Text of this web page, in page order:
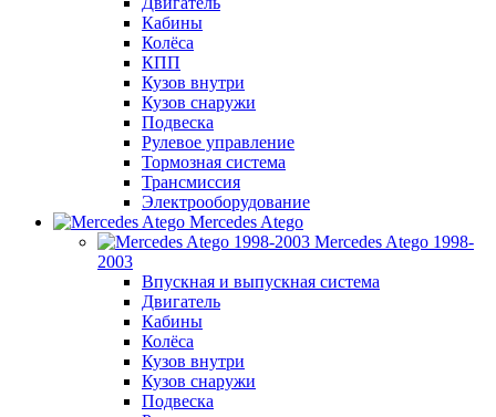
Кабины
Колёса
КПП
Кузов внутри
Кузов снаружи
Подвеска
Рулевое управление
Тормозная система
Трансмиссия
Электрооборудование
Mercedes Atego
Mercedes Atego 1998-
2003
Впускная и выпускная система
Двигатель
Кабины
Колёса
Кузов внутри
Кузов снаружи
Подвеска